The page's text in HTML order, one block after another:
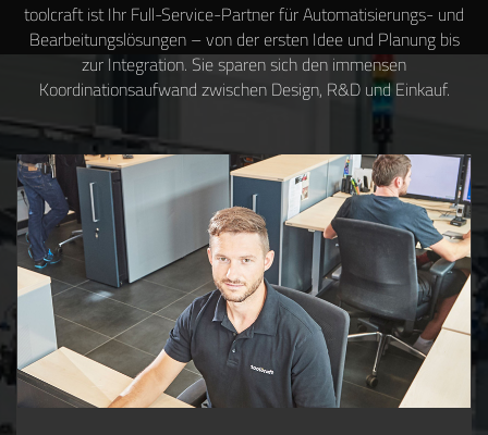
toolcraft ist Ihr Full-Service-Partner für Automatisierungs- und
Bearbeitungslösungen – von der ersten Idee und Planung bis
zur Integration. Sie sparen sich den immensen
Koordinationsaufwand zwischen Design, R&D und Einkauf.